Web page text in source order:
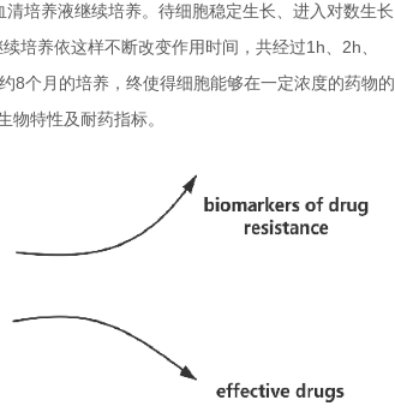
培养液继续培养。待细胞稳定生长、进入对数生长
培养依这样不断改变作用时间，共经过1h、2h、
8个月的培养，终使得细胞能够在一定浓度的药物的
特性及耐药指标。